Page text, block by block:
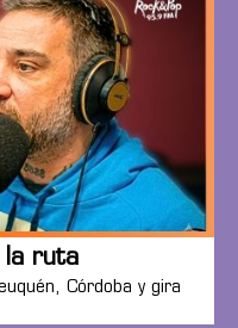
la ruta
Córdoba y gira